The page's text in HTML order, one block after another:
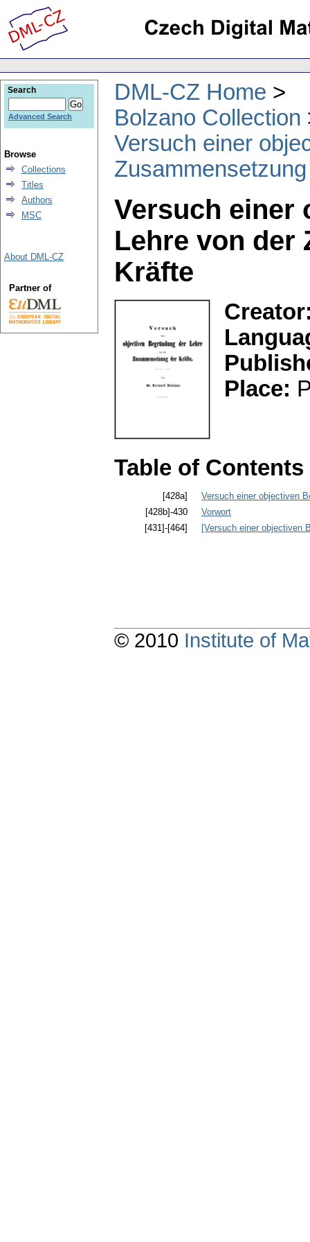
DML-CZ Home
Bolzano Collection
Versuch einer
Versuch einer
Lehre von der
Kräfte
Place:
Table of Contents
[428a]
Versuch einer objectiven
[428b]-430
Vorwort
[431]-[464]
[Versuch einer objectiven
Search
Advanced Search
Browse
Collections
Titles
Authors
MSC
About DML-CZ
Partner of
© 2010 Institute of